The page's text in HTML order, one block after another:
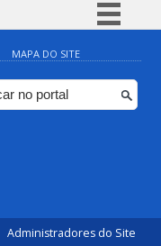
Simplifique!
Comunica BR
Participe
MAPA DO SITE
Administradores do Site